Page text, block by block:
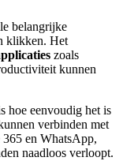
belangrijke
klikken. Het
zoals
kunnen
hoe eenvoudig het is
verbinden met
en WhatsApp,
naadloos verloopt.